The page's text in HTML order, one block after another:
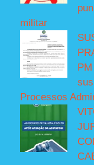
militar
Processos